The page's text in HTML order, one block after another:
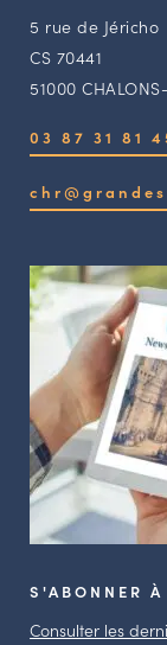
5 rue de Jéricho
CS 70441
51000
03 87 31 81
S'ABONNER
Consulter les